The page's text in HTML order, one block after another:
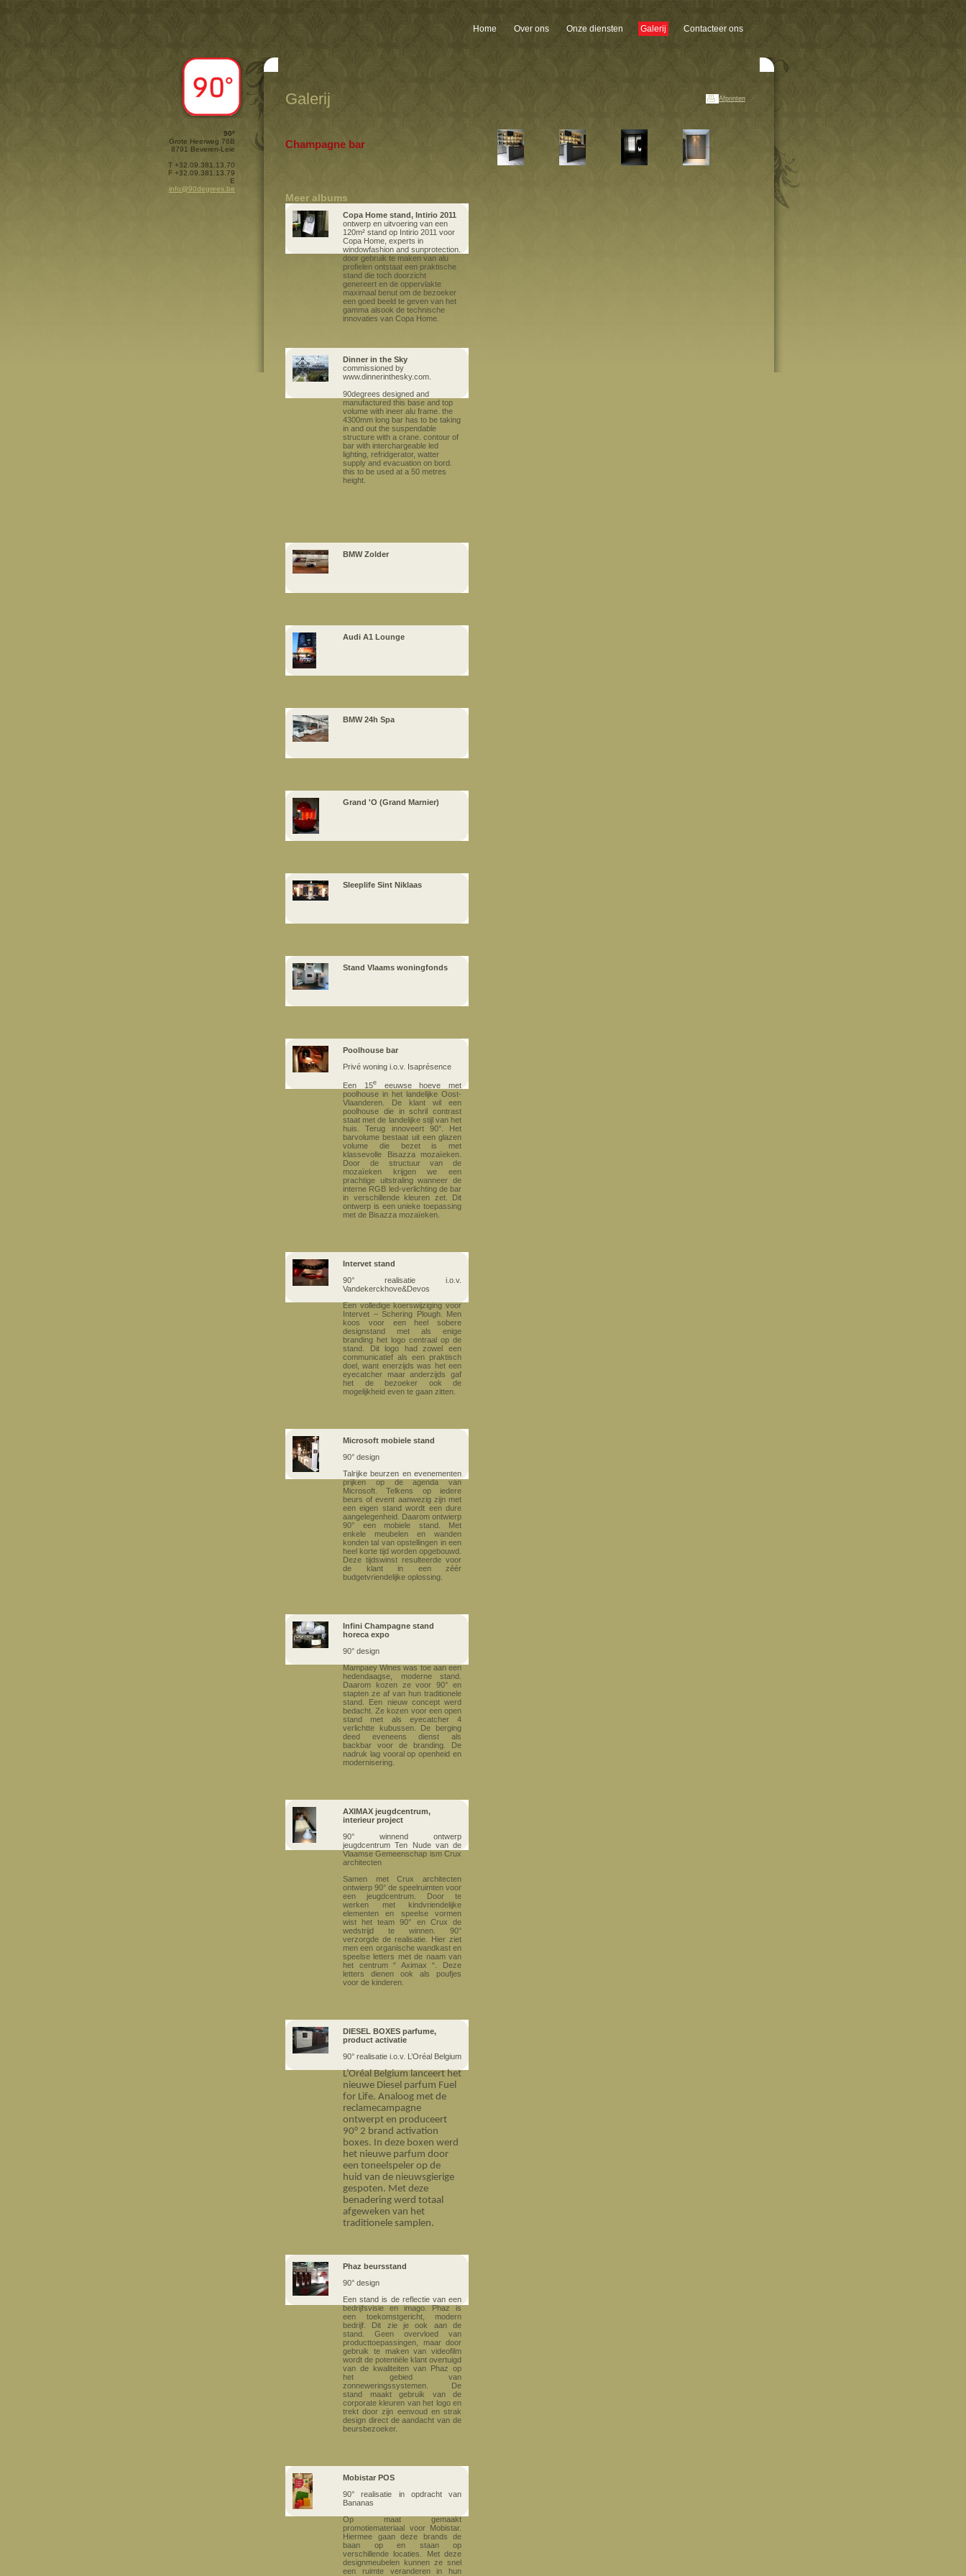
Home Over ons Onze diensten Galerij Contacteer ons
90º
Grote Heerweg 76B
8791 Beveren-Leie
T +32.09.381.13.70
F +32.09.381.13.79
E
info@90degrees.be
Galerij Afprinten
Champagne bar
Meer albums
Copa Home stand, Intirio 2011
ontwerp en uitvoering van een
120m² stand op Intirio 2011 voor
Copa Home, experts in
windowfashion and sunprotection.
door gebruik te maken van alu
profielen ontstaat een praktische
stand die toch doorzicht
genereert en de oppervlakte
maximaal benut om de bezoeker
een goed beeld te geven van het
gamma alsook de technische
innovaties van Copa Home.
Dinner in the Sky
commissioned by
www.dinnerinthesky.com.
90degrees designed and
manufactured this base and top
volume with ineer alu frame. the
4300mm long bar has to be taking
in and out the suspendable
structure with a crane. contour of
bar with interchargeable led
lighting, refridgerator, watter
supply and evacuation on bord.
this to be used at a 50 metres
height.
BMW Zolder
Audi A1 Lounge
BMW 24h Spa
Grand 'O (Grand Marnier)
Sleeplife Sint Niklaas
Stand Vlaams woningfonds
Poolhouse bar
Privé woning i.o.v. Isaprésence
Een 15eeeuwse hoeve met
poolhouse in het landelijke Oost-
Vlaanderen. De klant wil een
poolhouse die in schril contrast
staat met de landelijke stijl van het
huis. Terug innoveert 90°. Het
barvolume bestaat uit een glazen
volume die bezet is met
klassevolle Bisazza mozaïeken.
Door de structuur van de
mozaïeken krijgen we een
prachtige uitstraling wanneer de
interne RGB led-verlichting de bar
in verschillende kleuren zet. Dit
ontwerp is een unieke toepassing
met de Bisazza mozaïeken.
Intervet stand
90° realisatie i.o.v.
Vandekerckhove&Devos
Een volledige koerswijziging voor
Intervet – Schering Plough. Men
koos voor een heel sobere
designstand met als enige
branding het logo centraal op de
stand. Dit logo had zowel een
communicatief als een praktisch
doel, want enerzijds was het een
eyecatcher maar anderzijds gaf
het de bezoeker ook de
mogelijkheid even te gaan zitten.
Microsoft mobiele stand
90° design
Talrijke beurzen en evenementen
prijken op de agenda van
Microsoft. Telkens op iedere
beurs of event aanwezig zijn met
een eigen stand wordt een dure
aangelegenheid. Daarom ontwierp
90° een mobiele stand. Met
enkele meubelen en wanden
konden tal van opstellingen in een
heel korte tijd worden opgebouwd.
Deze tijdswinst resulteerde voor
de klant in een zéér
budgetvriendelijke oplossing.
Infini Champagne stand
horeca expo
90° design
Mampaey Wines was toe aan een
hedendaagse, moderne stand.
Daarom kozen ze voor 90° en
stapten ze af van hun traditionele
stand. Een nieuw concept werd
bedacht. Ze kozen voor een open
stand met als eyecatcher 4
verlichtte kubussen. De berging
deed eveneens dienst als
backbar voor de branding. De
nadruk lag vooral op openheid en
modernisering.
AXIMAX jeugdcentrum,
interieur project
90° winnend ontwerp
jeugdcentrum Ten Nude van de
Vlaamse Gemeenschap ism Crux
architecten
Samen met Crux architecten
ontwierp 90° de speelruimten voor
een jeugdcentrum. Door te
werken met kindvriendelijke
elementen en speelse vormen
wist het team 90° en Crux de
wedstrijd te winnen. 90°
verzorgde de realisatie. Hier ziet
men een organische wandkast en
speelse letters met de naam van
het centrum “ Aximax “. Deze
letters dienen ook als poufjes
voor de kinderen.
DIESEL BOXES parfume,
product activatie
90° realisatie i.o.v. L’Oréal Belgium
L’Oréal Belgium lanceert het
nieuwe Diesel parfum Fuel
for Life. Analoog met de
reclamecampagne
ontwerpt en produceert
90° 2 brand activation
boxes. In deze boxen werd
het nieuwe parfum door
een toneelspeler op de
huid van de nieuwsgierige
gespoten. Met deze
benadering werd totaal
afgeweken van het
traditionele samplen.
Phaz beursstand
90° design
Een stand is de reflectie van een
bedrijfsvisie en imago. Phaz is
een toekomstgericht, modern
bedrijf. Dit zie je ook aan de
stand. Geen overvloed van
producttoepassingen, maar door
gebruik te maken van videofilm
wordt de potentiële klant overtuigd
van de kwaliteiten van Phaz op
het gebied van
zonneweringssystemen. De
stand maakt gebruik van de
corporate kleuren van het logo en
trekt door zijn eenvoud en strak
design direct de aandacht van de
beursbezoeker.
Mobistar POS
90° realisatie in opdracht van
Bananas
Op maat gemaakt
promotiemateriaal voor Mobistar.
Hiermee gaan deze brands de
baan op en staan op
verschillende locaties. Met deze
designmeubelen kunnen ze snel
een ruimte veranderen in hun